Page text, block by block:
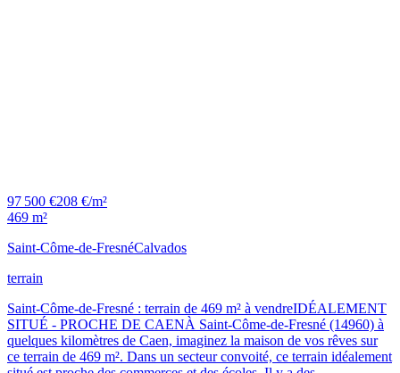
97 500 €208 €/m²
469 m²
Saint-Côme-de-FresnéCalvados
terrain
Saint-Côme-de-Fresné : terrain de 469 m² à vendreIDÉALEMENT
SITUÉ - PROCHE DE CAENÀ Saint-Côme-de-Fresné (14960) à
quelques kilomètres de Caen, imaginez la maison de vos rêves sur
ce terrain de 469 m². Dans un secteur convoité, ce terrain idéalement